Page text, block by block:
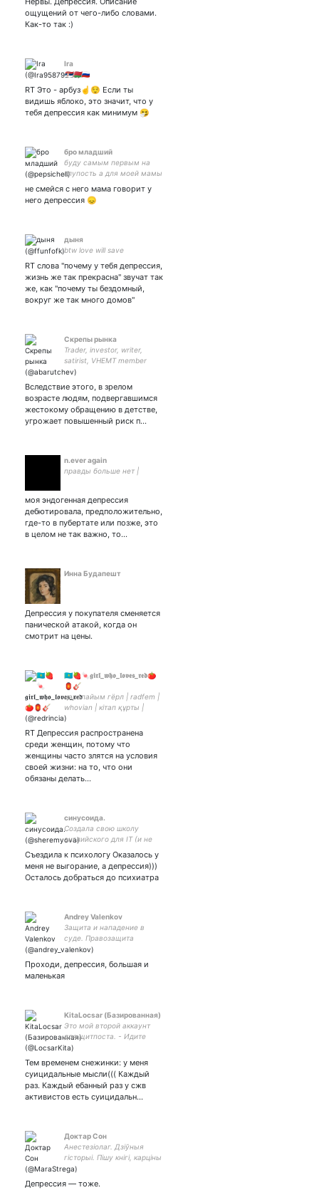
ощущений от чего-либо словами.
Как-то так :)
Ira
🇷🇸🇧🇾󾓬
RT Это - арбуз☝️😌 Если ты
видишь яблоко, это значит, что у
тебя депрессия как минимум 🤧
бро младший
буду самым первым на
глупость а для моей мамы
не смейся с него мама говорит у
него депрессия 😞
дыня
btw love will save
RT слова "почему у тебя депрессия,
жизнь же так прекрасна" звучат так
же, как "почему ты бездомный,
вокруг же так много домов"
Скрепы рынка
Trader, investor, writer,
satirist, VHEMT member
Изучаю мир, причины
про финансы В шутках
присутствует иногда
примитивизм
Вследствие этого, в зрелом
возрасте людям, подвергавшимся
жестокому обращению в детстве,
угрожает повышенный риск п…
n.ever again
правды больше нет |
моя эндогенная депрессия
дебютировала, предположительно,
где-то в пубертате или позже, это
в целом не так важно, то…
Инна Будапешт
Депрессия у покупателя сменяется
панической атакой, когда он
смотрит на цены.
🇰🇿🍓🍬𝖌𝖎𝖗𝖑_𝖜𝖍𝖔_𝖑𝖔𝖛𝖊𝖘_𝖗𝖊𝖉🍅
🏮🎸
қарапайым гёрл | radfem |
whovian | кітап құрты |
анимешница | ¿суретші? |
#соғысқажоқ ☮️✌️🕊🌍
geek time fest:
4400430218471776
RT Депрессия распространена
среди женщин, потому что
женщины часто злятся на условия
своей жизни: на то, что они
обязаны делать…
синусоида.
Создала свою школу
английского для IT (и не
бизнес, иностранные
языки, секс, психотерапию
и совместную жизнь с
Съездила к психологу Оказалось у
меня не выгорание, а депрессия)))
Осталось добраться до психиатра
Andrey Valenkov
Защита и нападение в
суде. Правозащита
«Забрало». Эксперт по х/ф
Проходи, депрессия, большая и
маленькая
KitaLocsar (Базированная)
Это мой второй аккаунт
для щитпоста. - Идите
сюда, если хотите фуррей.
Тем временем снежинки: у меня
суицидальные мысли((( Каждый
раз. Каждый ебанный раз у сжв
активистов есть суицидальн…
Доктар Сон
Анестезіолаг. Дзіўныя
гісторыі. Пішу кнігі, карціны
і крыху пра навуку.
Депрессия — тоже.